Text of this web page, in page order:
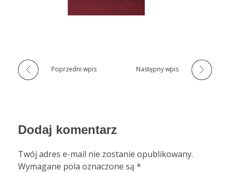
Poprzedni wpis Następny wpis
Dodaj komentarz
Twój adres e-mail nie zostanie opublikowany.
Wymagane pola oznaczone są *